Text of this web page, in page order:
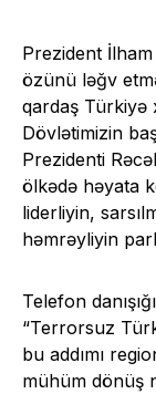
Prezident
özünü ləğv
qardaş Türkiyə
Dövlətimizin
Prezidenti
ölkədə həyata
liderliyin,
həmrəyliyin
Telefon
“Terrorsuz
bu addımı
mühüm dönüş